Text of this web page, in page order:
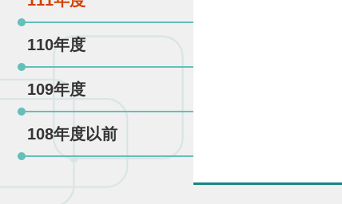
110年度
109年度
108年度以前